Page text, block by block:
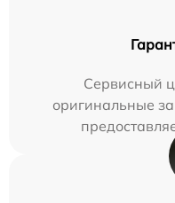
Сервисный
оригинальные